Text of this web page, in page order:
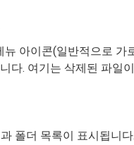
아이콘(일반적으로 가
다. 여기는 삭제된 파일
폴더 목록이 표시됩니